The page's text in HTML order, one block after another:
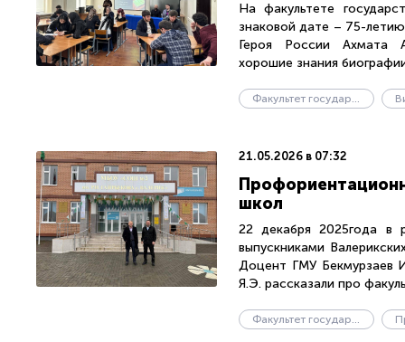
На факультете
знаковой дате – 75-
Героя России Ахмата
хорошие знания
Факультет государственного управления
21.05.2026 в 07:32
школ
22 декабря 2025года в
выпускниками
Доцент ГМУ Бекмурзаев
Я.Э. рассказали про
Факультет государственного управления